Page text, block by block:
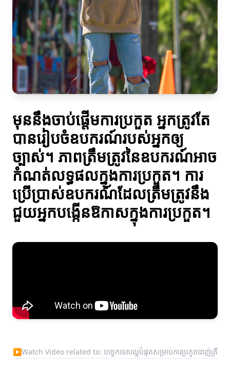
មុននឹងចាប់ផ្តើមការប្រកួត អ្នកត្រូវតែ
បានរៀបចំឧបករណ៍របស់អ្នកឲ្យ
ច្បាស់។ ភាពត្រឹមត្រូវនៃឧបករណ៍អាច
កំណត់លទ្ធផលក្នុងការប្រកួត។ ការ
ប្រើប្រាស់ឧបករណ៍ដែលត្រឹមត្រូវនឹង
ជួយអ្នកបង្កើនឱកាសក្នុងការប្រកួត។
▶Watch Video related to: បច្ចេកទេសល្អបំផុតសម្រាប់ការប្រកួតបាញ់ត្រី